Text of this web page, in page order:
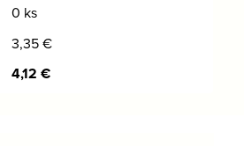
0 ks
3,35€
4,12 €